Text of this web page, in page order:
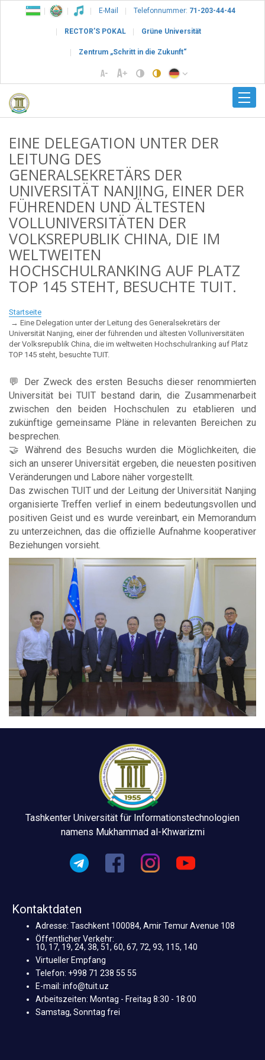
E-Mail Telefonnummer: 71-203-44-44
RECTOR’S POKAL Grüne Universität
Zentrum „Schritt in die Zukunft“
EINE DELEGATION UNTER DER
LEITUNG DES
GENERALSEKRETÄRS DER
UNIVERSITÄT NANJING, EINER DER
FÜHRENDEN UND ÄLTESTEN
VOLLUNIVERSITÄTEN DER
VOLKSREPUBLIK CHINA, DIE IM
WELTWEITEN
HOCHSCHULRANKING AUF PLATZ
TOP 145 STEHT, BESUCHTE TUIT.
Startseite
Eine Delegation unter der Leitung des Generalsekretärs der
Universität Nanjing, einer der führenden und ältesten Volluniversitäten
der Volksrepublik China, die im weltweiten Hochschulranking auf Platz
TOP 145 steht, besuchte TUIT.
💬 Der Zweck des ersten Besuchs dieser renommierten
Universität bei TUIT bestand darin, die Zusammenarbeit
zwischen den beiden Hochschulen zu etablieren und
zukünftige gemeinsame Pläne in relevanten Bereichen zu
besprechen.
🤝 Während des Besuchs wurden die Möglichkeiten, die
sich an unserer Universität ergeben, die neuesten positiven
Veränderungen und Labore näher vorgestellt.
Das zwischen TUIT und der Leitung der Universität Nanjing
organisierte Treffen verlief in einem bedeutungsvollen und
positiven Geist und es wurde vereinbart, ein Memorandum
zu unterzeichnen, das die offizielle Aufnahme kooperativer
Beziehungen vorsieht.
Tashkenter Universität für Informationstechnologien
namens Mukhammad al-Khwarizmi
Kontaktdaten
Adresse: Taschkent 100084, Amir Temur Avenue 108
Öffentlicher Verkehr:
10, 17, 19, 24, 38, 51, 60, 67, 72, 93, 115, 140
Virtueller Empfang
Telefon: +998 71 238 55 55
E-mail: info@tuit.uz
Arbeitszeiten: Montag - Freitag 8:30 - 18:00
Samstag, Sonntag frei